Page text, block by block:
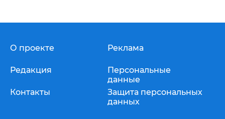
О проекте
Редакция
Контакты
Реклама
Персональные
данные
Защита персональных
данных